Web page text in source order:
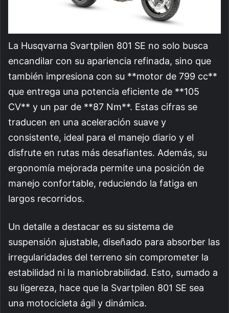
La Husqvarna Svartpilen 801 SE no solo busca
encandilar con su apariencia refinada, sino que
también impresiona con su **motor de 799 cc**
que entrega una potencia eficiente de **105
CV** y un par de **87 Nm**. Estas cifras se
traducen en una aceleración suave y
consistente, ideal para el manejo diario y el
disfrute en rutas más desafiantes. Además, su
ergonomía mejorada permite una posición de
manejo confortable, reduciendo la fatiga en
largos recorridos.
Un detalle a destacar es su sistema de
suspensión ajustable, diseñado para absorber las
irregularidades del terreno sin comprometer la
estabilidad ni la maniobrabilidad. Esto, sumado a
su ligereza, hace que la Svartpilen 801 SE sea
una motocicleta ágil y dinámica.